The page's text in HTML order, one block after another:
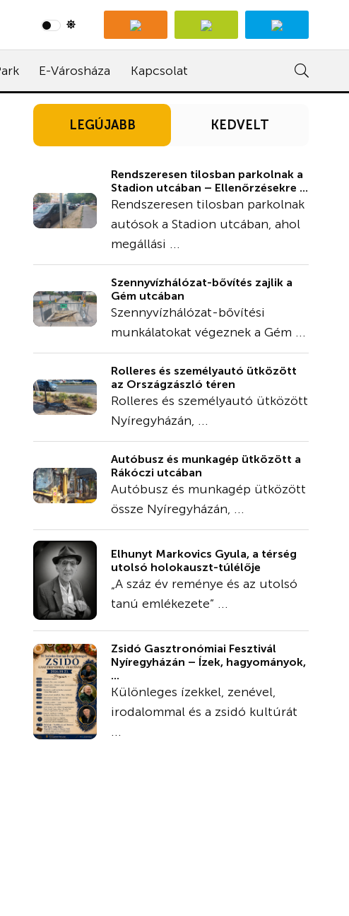
E-Városháza Kapcsolat
LEGÚJABB KEDVELT
Rendszeresen tilosban parkolnak a
Stadion utcában – Ellenőrzésekre ...
Rendszeresen tilosban parkolnak
autósok a Stadion utcában, ahol
megállási ...
Szennyvízhálózat-bővítés zajlik a
Gém utcában
Szennyvízhálózat-bővítési
munkálatokat végeznek a Gém ...
Rolleres és személyautó ütközött
az Országzászló téren
Rolleres és személyautó ütközött
Nyíregyházán, ...
Autóbusz és munkagép ütközött a
Rákóczi utcában
Autóbusz és munkagép ütközött
össze Nyíregyházán, ...
Elhunyt Markovics Gyula, a térség
utolsó holokauszt-túlélője
„A száz év reménye és az utolsó
tanú emlékezete” ...
Zsidó Gasztronómiai Fesztivál
Nyíregyházán – Ízek, hagyományok,
...
Különleges ízekkel, zenével,
irodalommal és a zsidó kultúrát
...